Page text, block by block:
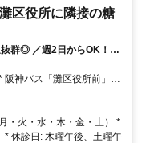
区役所に隣接の糖
群◎ ／週2日からOK！＜
り徒歩約5分 * 阪神新在
分
・火・水・木・金・土） *
休診日: 木曜午後、土曜午